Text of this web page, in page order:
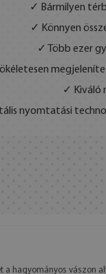
✓ Bármilyen
✓ Könnyen
✓ Több ezer
✓ Kiváló
nyomtatási
hagyományos vászon